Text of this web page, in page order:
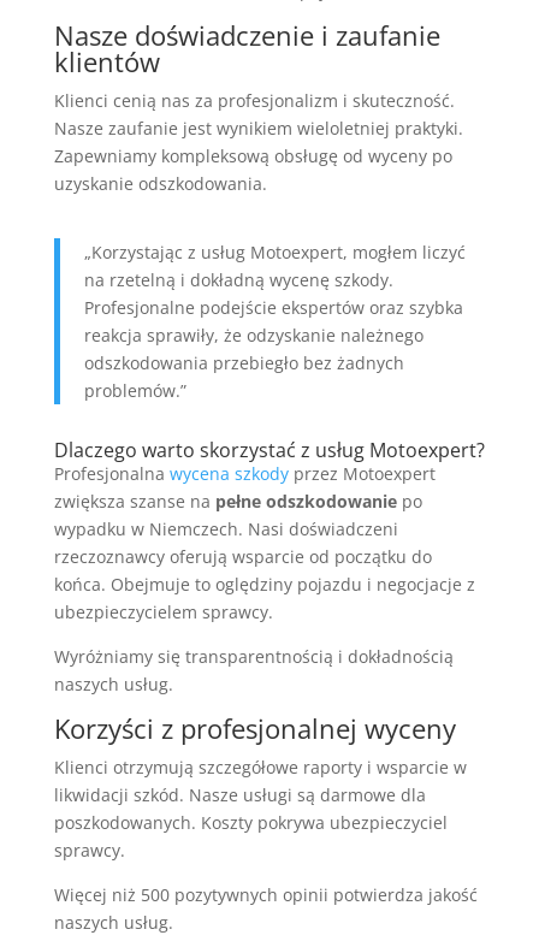
Nasze doświadczenie i zaufanie
klientów
Klienci cenią nas za profesjonalizm i skuteczność.
Nasze zaufanie jest wynikiem wieloletniej praktyki.
Zapewniamy kompleksową obsługę od wyceny po
uzyskanie odszkodowania.
„Korzystając z usług Motoexpert, mogłem liczyć
na rzetelną i dokładną wycenę szkody.
Profesjonalne podejście ekspertów oraz szybka
reakcja sprawiły, że odzyskanie należnego
odszkodowania przebiegło bez żadnych
problemów.”
Dlaczego warto skorzystać z usług Motoexpert?
Profesjonalna wycena szkodyprzez Motoexpert
zwiększa szanse na pełne odszkodowaniepo
wypadku w Niemczech. Nasi doświadczeni
rzeczoznawcy oferują wsparcie od początku do
końca. Obejmuje to oględziny pojazdu i negocjacje z
ubezpieczycielem sprawcy.
Wyróżniamy się transparentnością i dokładnością
naszych usług.
Korzyści z profesjonalnej wyceny
Klienci otrzymują szczegółowe raporty i wsparcie w
likwidacji szkód. Nasze usługi są darmowe dla
poszkodowanych. Koszty pokrywa ubezpieczyciel
sprawcy.
Więcej niż 500 pozytywnych opinii potwierdza jakość
naszych usług.